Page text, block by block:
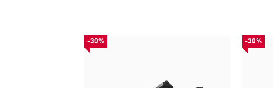
-30% -30%